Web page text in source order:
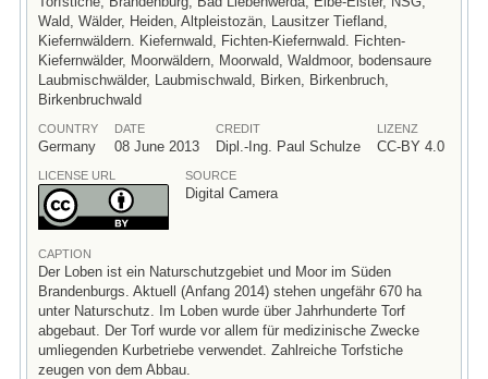
Wald, Wälder, Heiden, Altpleistozän, Lausitzer Tiefland,
Kiefernwäldern. Kiefernwald, Fichten-Kiefernwald. Fichten-
Kiefernwälder, Moorwäldern, Moorwald, Waldmoor, bodensaure
Laubmischwälder, Laubmischwald, Birken, Birkenbruch,
Birkenbruchwald
COUNTRY
Germany
DATE
08 June 2013
CREDIT
Dipl.-Ing. Paul Schulze
LIZENZ
CC-BY 4.0
LICENSE URL SOURCE
Digital Camera
CAPTION
Der Loben ist ein Naturschutzgebiet und Moor im Süden
Brandenburgs. Aktuell (Anfang 2014) stehen ungefähr 670 ha
unter Naturschutz. Im Loben wurde über Jahrhunderte Torf
abgebaut. Der Torf wurde vor allem für medizinische Zwecke
umliegenden Kurbetriebe verwendet. Zahlreiche Torfstiche
zeugen von dem Abbau.